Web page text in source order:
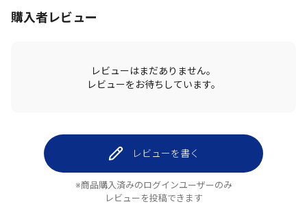
購入者レビュー
レビューはまだありません。
レビューをお待ちしています。
レビューを書く
※商品購入済みのログインユーザーのみ
レビューを投稿できます